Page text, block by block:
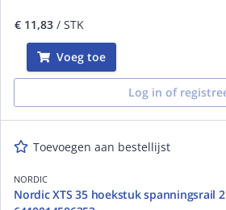
€ 11,83 / STK
Voeg toe
Log in of
Toevoegen aan bestellijst
NORDIC
Nordic XTS 35 hoekstuk spanningsrail